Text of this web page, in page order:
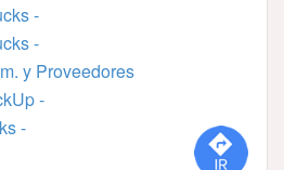
-
-
y Proveedores
-
-